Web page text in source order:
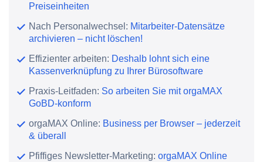
Preiseinheiten
Nach Personalwechsel: Mitarbeiter-Datensätze
archivieren – nicht löschen!
Effizienter arbeiten: Deshalb lohnt sich eine
Kassenverknüpfung zu Ihrer Bürosoftware
Praxis-Leitfaden: So arbeiten Sie mit orgaMAX
GoBD-konform
orgaMAX Online: Business per Browser – jederzeit
& überall
Pfiffiges Newsletter-Marketing: orgaMAX Online